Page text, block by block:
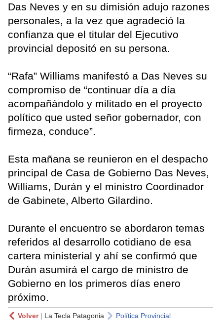
Das Neves y en su dimisión adujo razones
personales, a la vez que agradeció la
confianza que el titular del Ejecutivo
provincial depositó en su persona.
“Rafa” Williams manifestó a Das Neves su
compromiso de “continuar día a día
acompañándolo y militado en el proyecto
político que usted señor gobernador, con
firmeza, conduce”.
Esta mañana se reunieron en el despacho
principal de Casa de Gobierno Das Neves,
Williams, Durán y el ministro Coordinador
de Gabinete, Alberto Gilardino.
Durante el encuentro se abordaron temas
referidos al desarrollo cotidiano de esa
cartera ministerial y ahí se confirmó que
Durán asumirá el cargo de ministro de
Gobierno en los primeros días enero
próximo.
Volver| La Tecla Patagonia Política Provincial